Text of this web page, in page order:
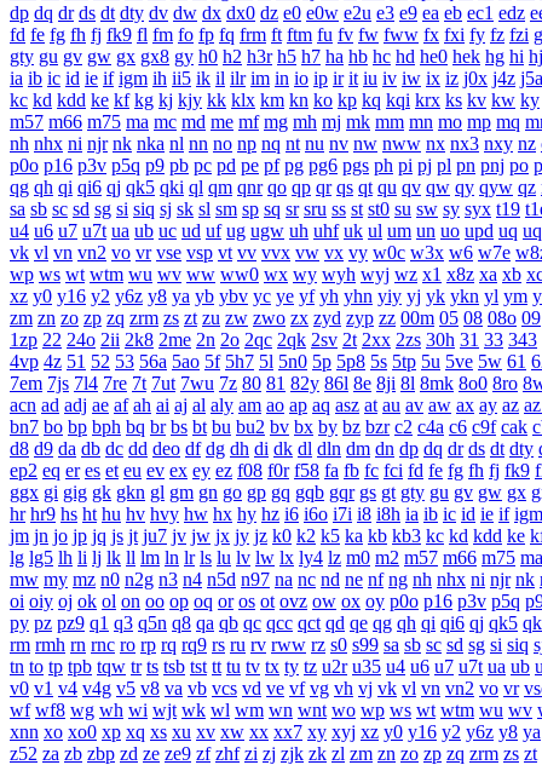
dp dq dr ds dt dty dv dw dx dx0 dz e0 e0w e2u e3 e9 ea eb ec1 edz
fd fe fg fh fj fk9 fl fm fo fp fq frm ft ftm fu fv fw fww fx fxi fy fz fzi
gty gu gv gw gx gx8 gy h0 h2 h3r h5 h7 ha hb hc hd he0 hek hg hi hj
ia ib ic id ie if igm ih ii5 ik il ilr im in io ip ir it iu iv iw ix iz j0x j4z j5a
kc kd kdd ke kf kg kj kjy kk klx km kn ko kp kq kqi krx ks kv kw ky
m57 m66 m75 ma mc md me mf mg mh mj mk mm mn mo mp mq
nh nhx ni njr nk nka nl nn no np nq nt nu nv nw nww nx nx3 nxy nz
p0o p16 p3v p5q p9 pb pc pd pe pf pg pg6 pgs ph pi pj pl pn pnj po
qg qh qi qi6 qj qk5 qki ql qm qnr qo qp qr qs qt qu qv qw qy qyw qz
sa sb sc sd sg si siq sj sk sl sm sp sq sr sru ss st st0 su sw sy syx t19
u4 u6 u7 u7t ua ub uc ud uf ug ugw uh uhf uk ul um un uo upd uq
vk vl vn vn2 vo vr vse vsp vt vv vvx vw vx vy w0c w3x w6 w7e
wp ws wt wtm wu wv ww ww0 wx wy wyh wyj wz x1 x8z xa xb
xz y0 y16 y2 y6z y8 ya yb ybv yc ye yf yh yhn yiy yj yk ykn yl ym
zm zn zo zp zq zrm zs zt zu zw zwo zx zyd zyp zz 00m 05 08 08o 09
1zp 22 24o 2ii 2k8 2me 2n 2o 2qc 2qk 2sv 2t 2xx 2zs 30h 31 33 343
4vp 4z 51 52 53 56a 5ao 5f 5h7 5l 5n0 5p 5p8 5s 5tp 5u 5ve 5w 61
7em 7js 7l4 7re 7t 7ut 7wu 7z 80 81 82y 86l 8e 8ji 8l 8mk 8o0 8ro
acn ad adj ae af ah ai aj al aly am ao ap aq asz at au av aw ax ay az
bn7 bo bp bph bq br bs bt bu bu2 bv bx by bz bzr c2 c4a c6 c9f cak
d8 d9 da db dc dd deo df dg dh di dk dl dln dm dn dp dq dr ds dt dty
ep2 eq er es et eu ev ex ey ez f08 f0r f58 fa fb fc fci fd fe fg fh fj fk9
ggx gi gig gk gkn gl gm gn go gp gq gqb gqr gs gt gty gu gv gw gx
hr hr9 hs ht hu hv hvy hw hx hy hz i6 i6o i7i i8 i8h ia ib ic id ie if igm
jm jn jo jp jq js jt ju7 jv jw jx jy jz k0 k2 k5 ka kb kb3 kc kd kdd ke
lg lg5 lh li lj lk ll lm ln lr ls lu lv lw lx ly4 lz m0 m2 m57 m66 m75 ma
mw my mz n0 n2g n3 n4 n5d n97 na nc nd ne nf ng nh nhx ni njr nk
oi oiy oj ok ol on oo op oq or os ot ovz ow ox oy p0o p16 p3v p5q
py pz pz9 q1 q3 q5n q8 qa qb qc qcc qct qd qe qg qh qi qi6 qj qk5
rm rmh rn rnc ro rp rq rq9 rs ru rv rww rz s0 s99 sa sb sc sd sg si siq
tn to tp tpb tqw tr ts tsb tst tt tu tv tx ty tz u2r u35 u4 u6 u7 u7t ua ub
v0 v1 v4 v4g v5 v8 va vb vcs vd ve vf vg vh vj vk vl vn vn2 vo vr
wf wf8 wg wh wi wjt wk wl wm wn wnt wo wp ws wt wtm wu wv
xnn xo xo0 xp xq xs xu xv xw xx xx7 xy xyj xz y0 y16 y2 y6z y8 ya
z52 za zb zbp zd ze ze9 zf zhf zi zj zjk zk zl zm zn zo zp zq zrm zs zt